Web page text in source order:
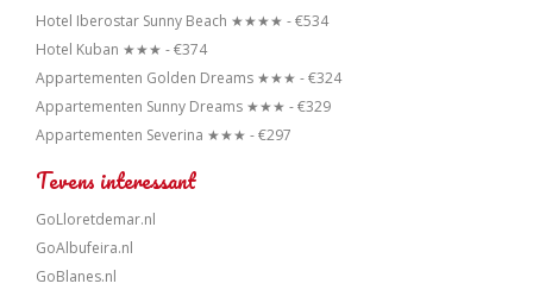
Hotel Iberostar Sunny Beach ★★★★ - €534
Hotel Kuban ★★★ - €374
Appartementen Golden Dreams ★★★ - €324
Appartementen Sunny Dreams ★★★ - €329
Appartementen Severina ★★★ - €297
Tevens interessant
GoLloretdemar.nl
GoAlbufeira.nl
GoBlanes.nl